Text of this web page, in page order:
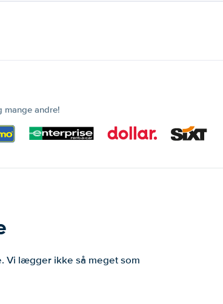
mange andre!
Vi lægger ikke så meget som